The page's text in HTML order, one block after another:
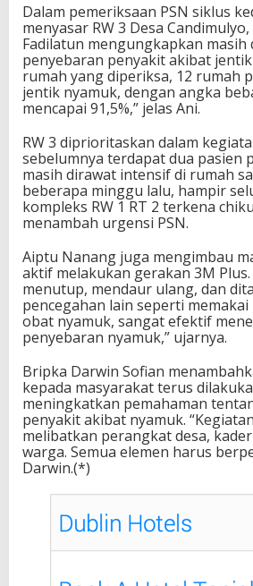
Dalam pemeriksaan PSN siklus
menyasar RW 3 Desa
Fadilatun mengungkapkan
penyebaran penyakit akibat jentik
rumah yang diperiksa, 12 rumah
jentik nyamuk, dengan angka
mencapai 91,5%,” jelas Ani.
RW 3 diprioritaskan dalam
sebelumnya terdapat dua pasien
masih dirawat intensif di rumah
beberapa minggu lalu, hampir
kompleks RW 1 RT 2 terkena
menambah urgensi PSN.
Aiptu Nanang juga mengimbau
aktif melakukan gerakan 3M
menutup, mendaur ulang, dan
pencegahan lain seperti
obat nyamuk, sangat efektif
penyebaran nyamuk,” ujarnya.
Bripka Darwin Sofian
kepada masyarakat terus
meningkatkan pemahaman
penyakit akibat nyamuk.
melibatkan perangkat desa,
warga. Semua elemen harus
Darwin.(*)